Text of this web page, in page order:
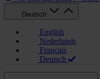
Deutsch
English
Nederlands
Français
Deutsch